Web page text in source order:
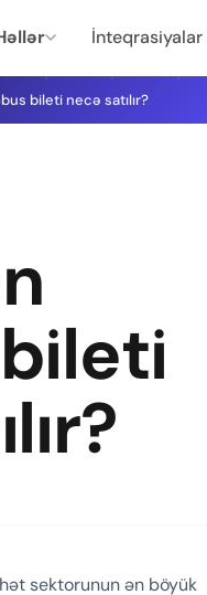
İnteqrasiyalar
bileti necə satılır?
sektorunun ən böyük